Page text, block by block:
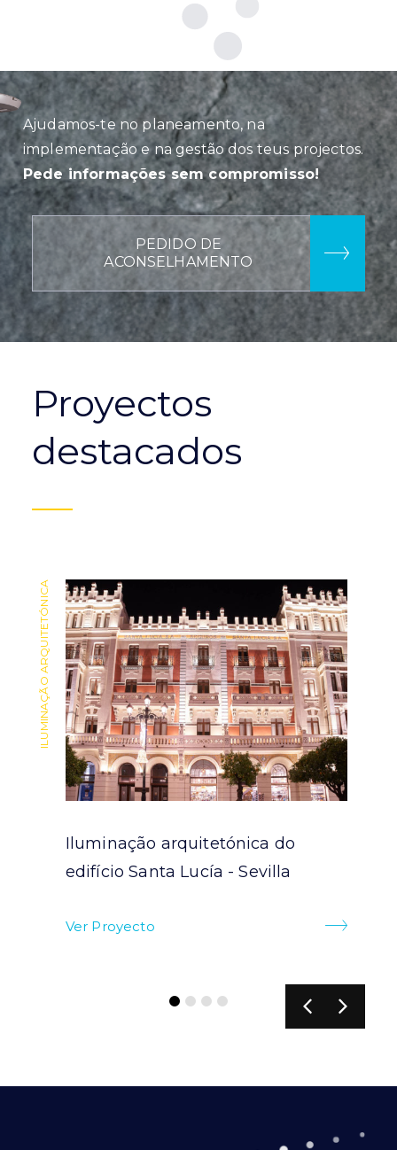
Ajudamos-te no planeamento, na
implementação e na gestão dos teus projectos.
Pede informações sem compromisso!
PEDIDO DE
ACONSELHAMENTO
Proyectos
destacados
ILUMINAÇÃO ARQUITETÓNICA
Iluminação arquitetónica do
edifício Santa Lucía - Sevilla
Ver Proyecto